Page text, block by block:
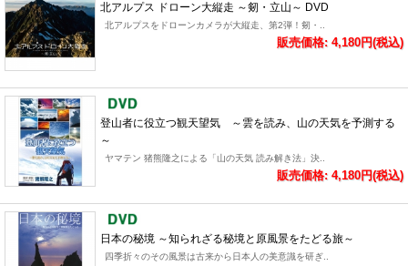
北アルプス ドローン大縦走 ～剱・立山～ DVD
北アルプスをドローンカメラが大縦走、第2弾！剱・..
販売価格: 4,180円(税込)
登山者に役立つ観天望気 ～雲を読み、山の天気を予測する
～
ヤマテン 猪熊隆之による「山の天気 読み解き法」決..
販売価格: 4,180円(税込)
日本の秘境 ～知られざる秘境と原風景をたどる旅～
四季折々のその風景は古来から日本人の美意識を研ぎ..